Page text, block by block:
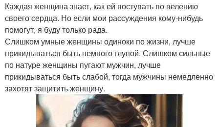
Каждая женщина знает, как ей поступать по велению
своего сердца. Но если мои рассуждения кому-нибудь
помогут, я буду только рада.
Слишком умные женщины одиноки по жизни, лучше
прикидываться быть немного глупой. Слишком сильные
по натуре женщины пугают мужчин, лучше
прикидываться быть слабой, тогда мужчины немедленно
захотят защитить женщину.